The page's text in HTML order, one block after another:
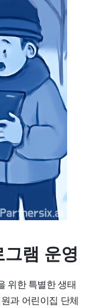
램 운영
위한 특별한 생태
과 어린이집 단체